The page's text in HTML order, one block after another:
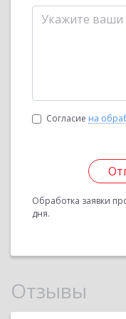
Согласие на
Обработка заявки
дня.
Отзывы